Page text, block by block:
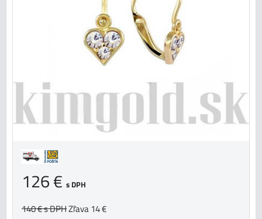
126 € s DPH
140 €s DPHZľava 14 €